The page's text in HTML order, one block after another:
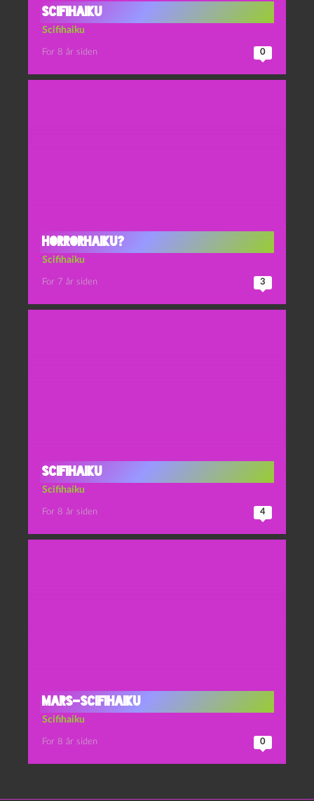
Scifihaiku
Scifihaiku
For 8 år siden 0
Horrorhaiku?
Scifihaiku
For 7 år siden 3
Scifihaiku
Scifihaiku
For 8 år siden 4
Mars-scifihaiku
Scifihaiku
For 8 år siden 0